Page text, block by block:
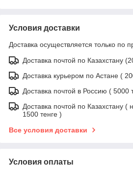
Условия доставки
Доставка осуществляется только по
Доставка почтой по Казахстану
Доставка курьером по Астане (
Доставка почтой в Россию ( 5000
Доставка почтой по Казахстану
1500 тенге )
Все условия доставки
Условия оплаты